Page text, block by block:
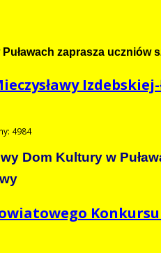
zaprasza uczniów
4984
Dom Kultury w